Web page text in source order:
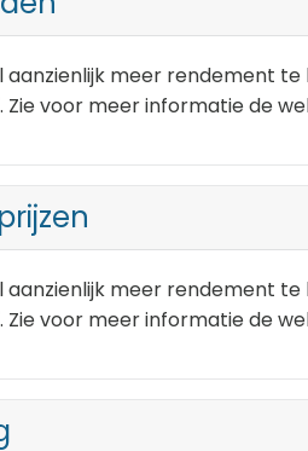
aanzienlijk meer rendement
Zie voor meer informatie de
aanzienlijk meer rendement
Zie voor meer informatie de